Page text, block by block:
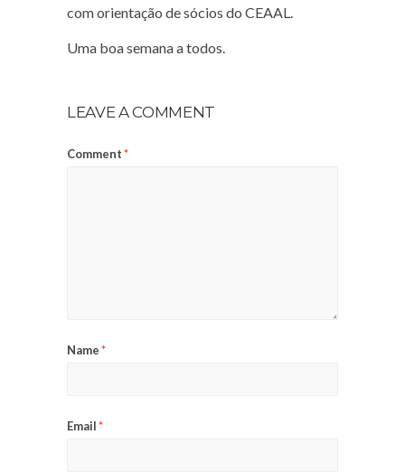
com orientação de sócios do CEAAL.
Uma boa semana a todos.
LEAVE A COMMENT
Comment*
Name*
Email*